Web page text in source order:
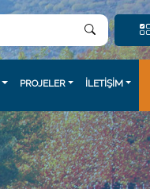
PROJELER İLETİŞİM